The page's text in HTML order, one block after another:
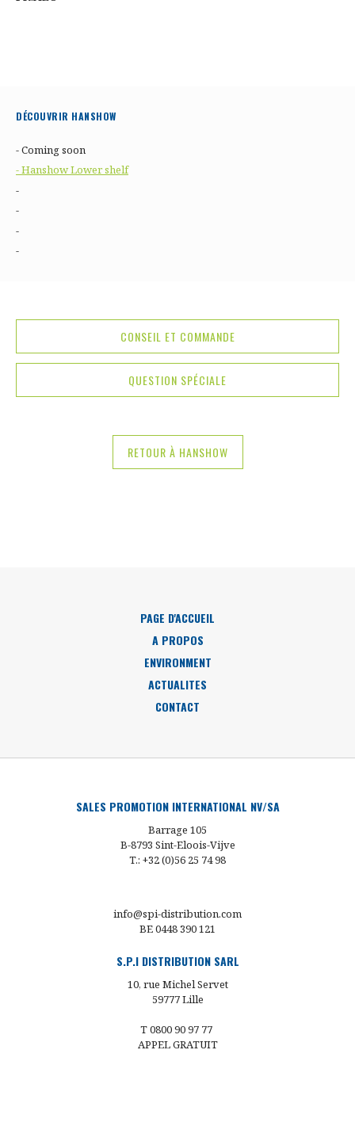
DÉCOUVRIR HANSHOW
- Coming soon
- Hanshow Lower shelf
-
-
-
-
CONSEIL ET COMMANDE
QUESTION SPÉCIALE
RETOUR À HANSHOW
PAGE D'ACCUEIL
A PROPOS
ENVIRONMENT
ACTUALITES
CONTACT
SALES PROMOTION INTERNATIONAL NV/SA
Barrage 105
B-8793 Sint-Eloois-Vijve
T.: +32 (0)56 25 74 98
info@spi-distribution.com
BE 0448 390 121
S.P.I DISTRIBUTION SARL
10, rue Michel Servet
59777 Lille
T 0800 90 97 77
APPEL GRATUIT